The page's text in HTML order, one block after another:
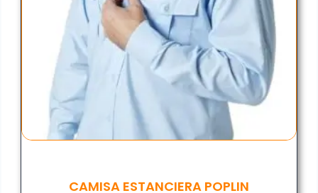
CAMISA ESTANCIERA POPLIN